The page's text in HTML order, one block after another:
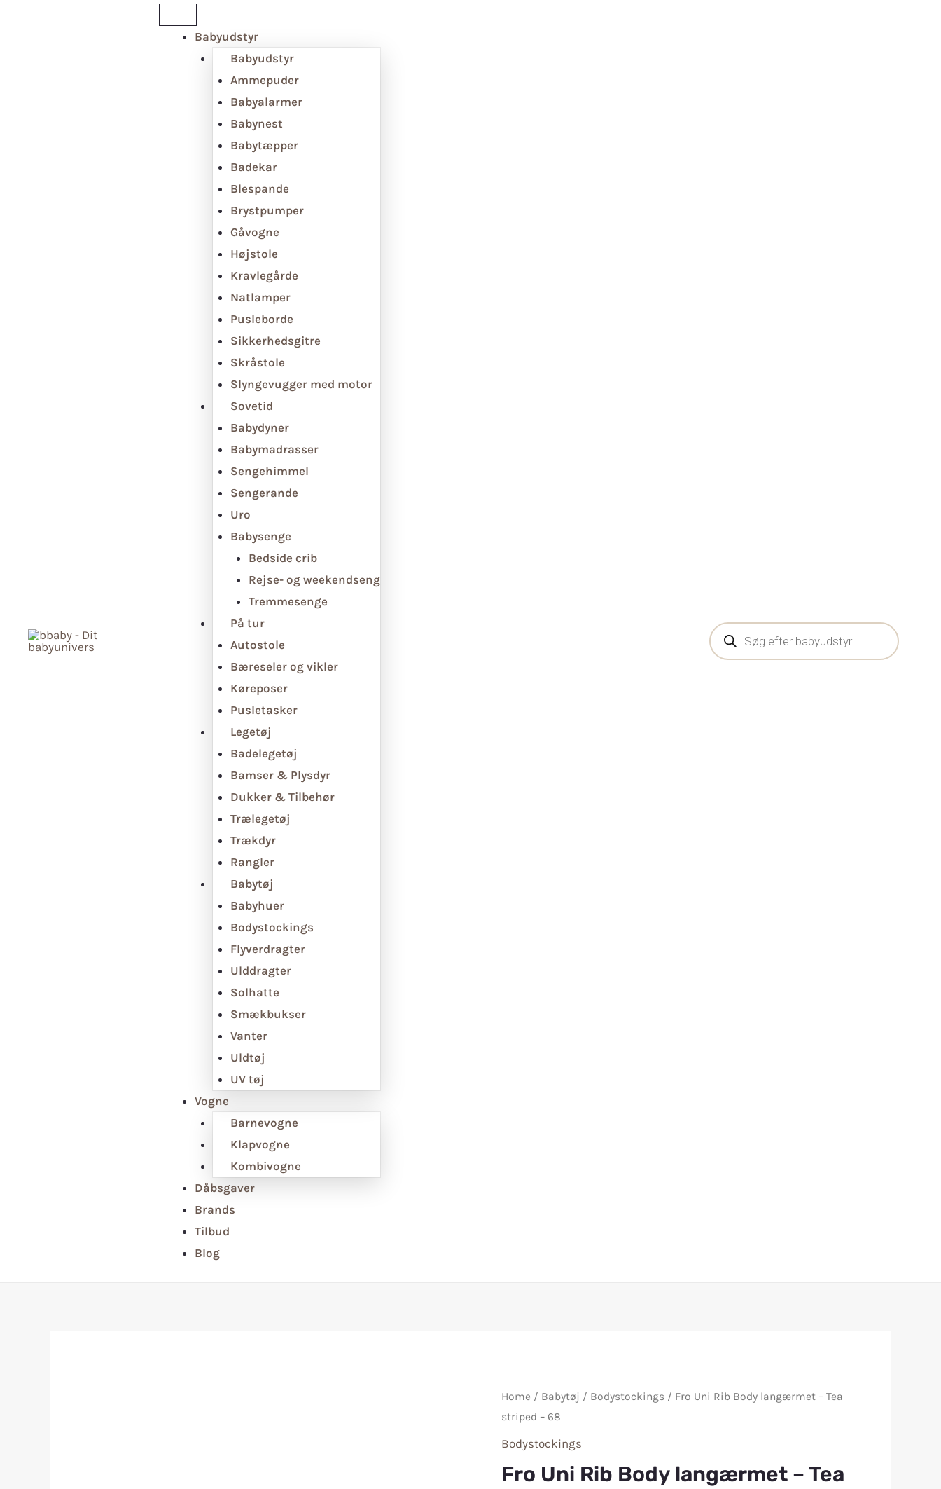
Babyudstyr
Babyudstyr
Ammepuder
Babyalarmer
Babynest
Babytæpper
Badekar
Blespande
Brystpumper
Gåvogne
Højstole
Kravlegårde
Natlamper
Pusleborde
Sikkerhedsgitre
Skråstole
Slyngevugger med motor
Sovetid
Babydyner
Babymadrasser
Sengehimmel
Sengerande
Uro
Babysenge
Bedside crib
Rejse- og weekendseng
Tremmesenge
På tur
Autostole
Bæreseler og vikler
Køreposer
Pusletasker
Legetøj
Badelegetøj
Bamser & Plysdyr
Dukker & Tilbehør
Trælegetøj
Trækdyr
Rangler
Babytøj
Babyhuer
Bodystockings
Flyverdragter
Ulddragter
Solhatte
Smækbukser
Vanter
Uldtøj
UV tøj
Vogne
Barnevogne
Klapvogne
Kombivogne
Dåbsgaver
Brands
Tilbud
Blog
Home / Babytøj / Bodystockings / Fro Uni Rib Body langærmet – Tea
striped – 68
Bodystockings
Fro Uni Rib Body langærmet – Tea